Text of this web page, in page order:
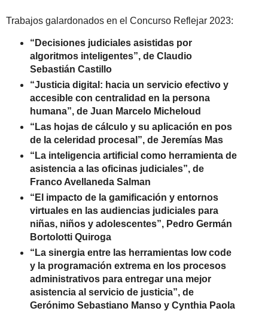
Trabajos galardonados en el Concurso Reflejar 2023:
“Decisiones judiciales asistidas por
algoritmos inteligentes”, de Claudio
Sebastián Castillo
“Justicia digital: hacia un servicio efectivo y
accesible con centralidad en la persona
humana”, de Juan Marcelo Micheloud
“Las hojas de cálculo y su aplicación en pos
de la celeridad procesal”, de Jeremías Mas
“La inteligencia artificial como herramienta de
asistencia a las oficinas judiciales”, de
Franco Avellaneda Salman
“El impacto de la gamificación y entornos
virtuales en las audiencias judiciales para
niñas, niños y adolescentes”, Pedro Germán
Bortolotti Quiroga
“La sinergia entre las herramientas low code
y la programación extrema en los procesos
administrativos para entregar una mejor
asistencia al servicio de justicia”, de
Gerónimo Sebastiano Manso y Cynthia Paola